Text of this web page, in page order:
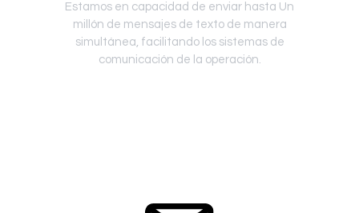
Estamos en capacidad de enviar hasta Un
millón de mensajes de texto de manera
simultánea, facilitando los sistemas de
comunicación de la operación.